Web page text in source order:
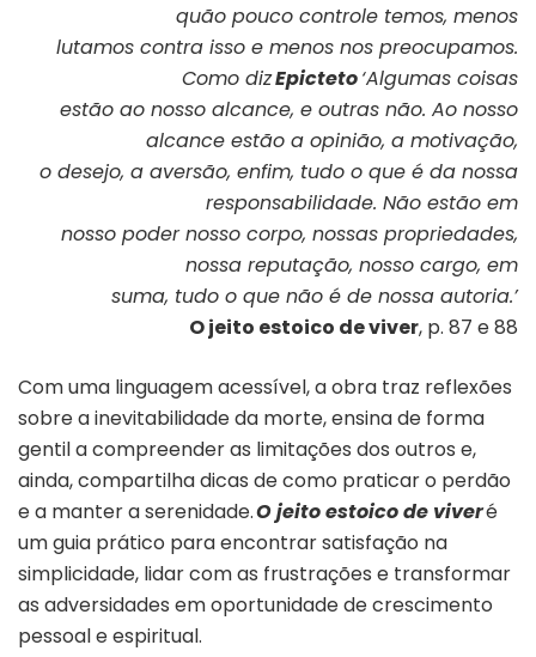
quão pouco controle temos, menos
lutamos contra isso e menos nos preocupamos.
Como dizEpicteto‘Algumas coisas
estão ao nosso alcance, e outras não. Ao nosso
alcance estão a opinião, a motivação,
o desejo, a aversão, enfim, tudo o que é da nossa
responsabilidade. Não estão em
nosso poder nosso corpo, nossas propriedades,
nossa reputação, nosso cargo, em
suma, tudo o que não é de nossa autoria.’
O jeito estoico de viver, p. 87 e 88
Com uma linguagem acessível, a obra traz reflexões
sobre a inevitabilidade da morte, ensina de forma
gentil a compreender as limitações dos outros e,
ainda, compartilha dicas de como praticar o perdão
e a manter a serenidade.O jeito estoico de viveré
um guia prático para encontrar satisfação na
simplicidade, lidar com as frustrações e transformar
as adversidades em oportunidade de crescimento
pessoal e espiritual.